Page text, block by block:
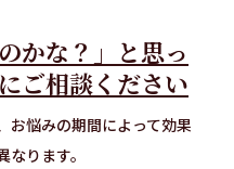
かな？」と思っ
ご相談ください
お悩みの期間によって効果
ります。